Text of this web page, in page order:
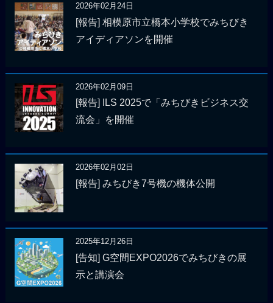
2026年02月24日
[報告] 相模原市立橋本小学校でみちびき
アイディアソンを開催
2026年02月09日
[報告] ILS 2025で「みちびきビジネス交
流会」を開催
2026年02月02日
[報告] みちびき7号機の機体公開
2025年12月26日
[告知] G空間EXPO2026でみちびきの展
示と講演会